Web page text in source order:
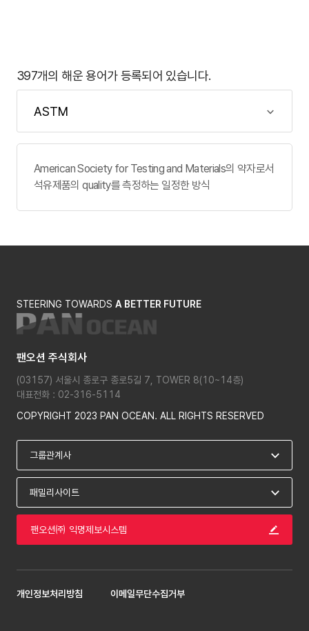
397개의 해운 용어가 등록되어 있습니다.
American Society for Testing and Materials의 약자로서
석유제품의 quality를 측정하는 일정한 방식
STEERING TOWARDS A BETTER FUTURE
팬오션 주식회사
(03157) 서울시 종로구 종로5길 7, TOWER 8(10~14층)
대표전화 : 02-316-5114
COPYRIGHT 2023 PAN OCEAN. ALL RIGHTS RESERVED
팬오션㈜ 익명제보시스템
개인정보처리방침 이메일무단수집거부